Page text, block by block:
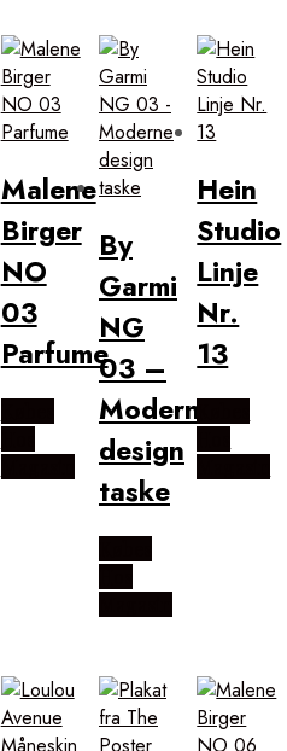
Malene
Birger
NO
03
Parfume
By
Garmi
NG
03 –
Moderne
design
taske
Hein
Studio
Linje
Nr.
13